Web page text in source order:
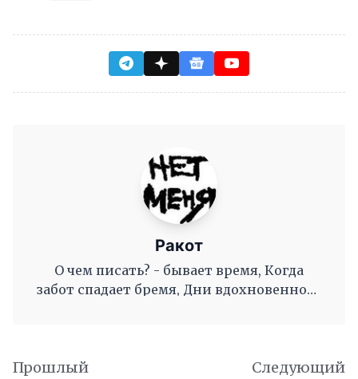
Ракот
О чем писать? - бывает время, Когда
забот спадает бремя, Дни вдохновенного
Прошлый
Следующий